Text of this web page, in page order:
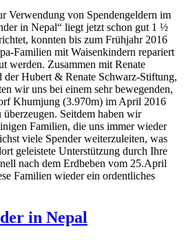
Verwendung von Spendengeldern im
in Nepal“ liegt jetzt schon gut 1 ½
konnten bis zum Frühjahr 2016
Familien mit Waisenkindern repariert
werden. Zusammen mit Renate
der Hubert & Renate Schwarz-Stiftung,
wir uns bei einem sehr bewegenden,
Khumjung (3.970m) im April 2016
Seitdem haben wir
Familien, die uns immer wieder
viele Spender weiterzuleiten, was
geleistete Unterstützung durch Ihre
nach dem Erdbeben vom 25.April
Familien wieder ein ordentliches
in Nepal